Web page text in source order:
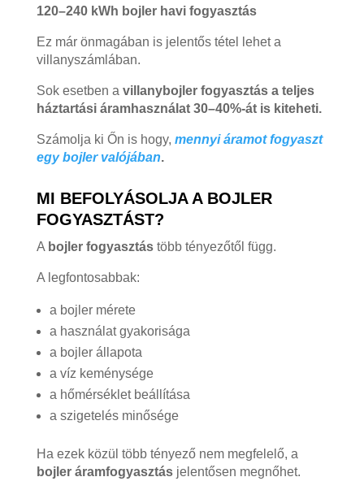
120–240 kWh bojler havi fogyasztás
Ez már önmagában is jelentős tétel lehet a
villanyszámlában.
Sok esetben a villanybojler fogyasztás a teljes
háztartási áramhasználat 30–40%-át is kiteheti.
Számolja ki Őn is hogy, mennyi áramot fogyaszt
egy bojler valójában.
MI BEFOLYÁSOLJA A BOJLER
FOGYASZTÁST?
A bojler fogyasztástöbb tényezőtől függ.
A legfontosabbak:
a bojler mérete
a használat gyakorisága
a bojler állapota
a víz keménysége
a hőmérséklet beállítása
a szigetelés minősége
Ha ezek közül több tényező nem megfelelő, a
bojler áramfogyasztásjelentősen megnőhet.